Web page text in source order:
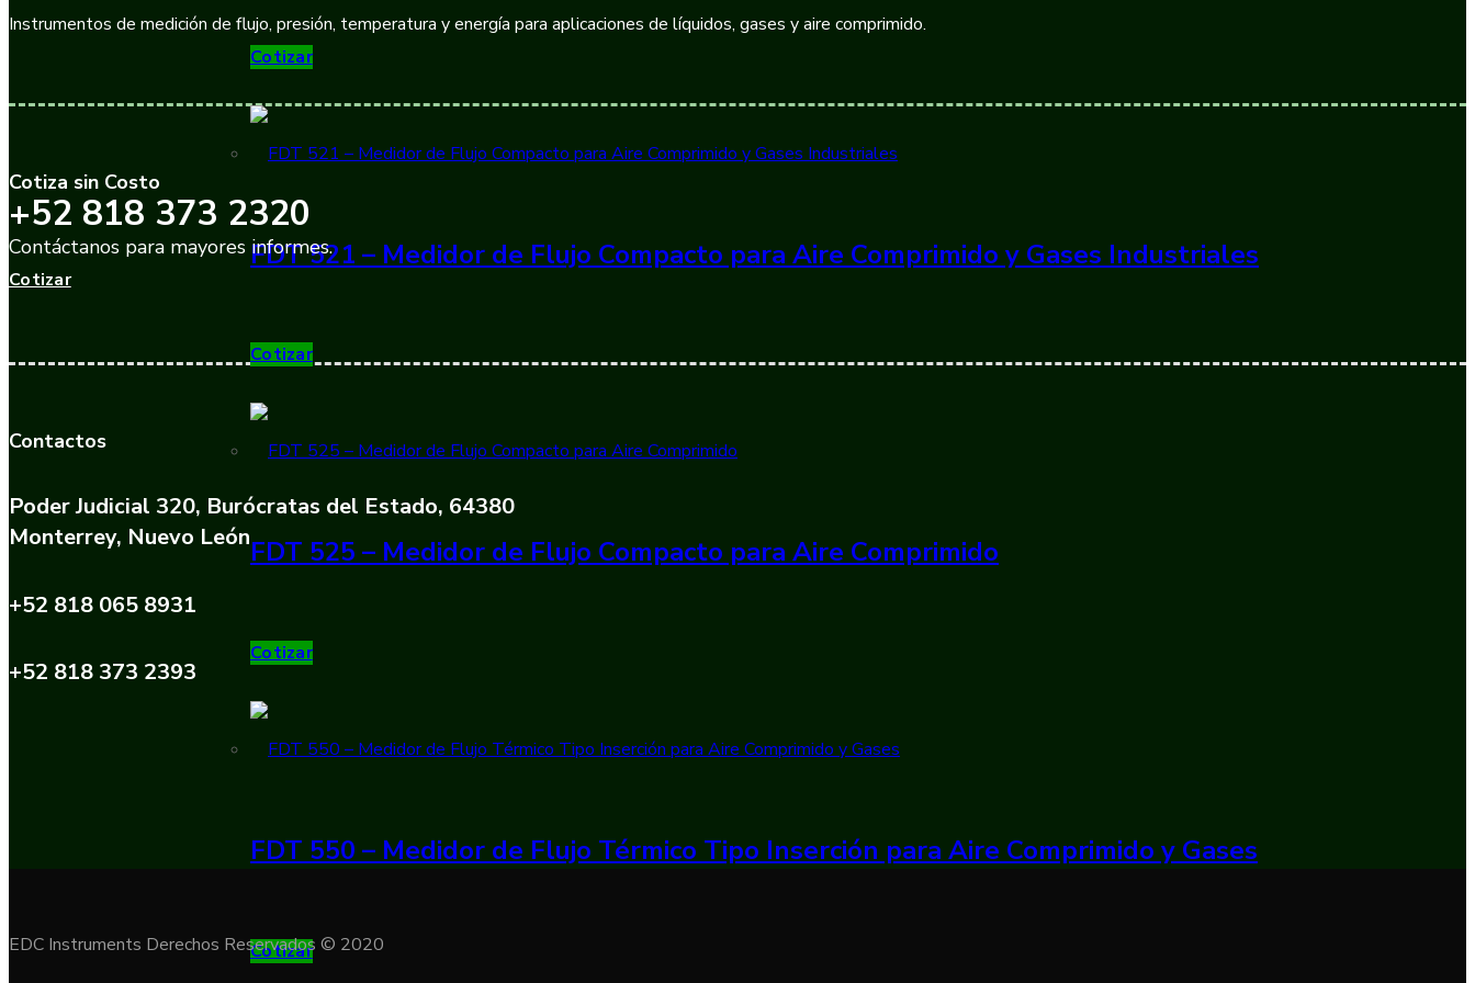
Cotizar
FDT 521 – Medidor de Flujo Compacto para Aire Comprimido y Gases Industriales
Cotizar
FDT 525 – Medidor de Flujo Compacto para Aire Comprimido
Cotizar
FDT 550 – Medidor de Flujo Térmico Tipo Inserción para Aire Comprimido y Gases
Cotizar
Instrumentos de medición de flujo, presión, temperatura y energía para aplicaciones de líquidos, gases y aire comprimido.
Cotiza sin Costo
+52 818 373 2320
Contáctanos para mayores informes.
Cotizar
Contactos
Poder Judicial 320, Burócratas del Estado, 64380
Monterrey, Nuevo León
+52 818 065 8931
+52 818 373 2393
EDC Instruments Derechos Reservados © 2020